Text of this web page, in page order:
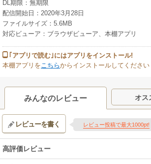
DL期限：無期限
配信開始日：2020年3月28日
ファイルサイズ：5.6MB
対応ビューア：ブラウザビューア、本棚アプリ
｢アプリで読む｣にはアプリをインストール!
本棚アプリを こちらからインストールしてください
みんなのレビュー オス
レビューを書く レビュー投稿で最大1000pt!
高評価レビュー